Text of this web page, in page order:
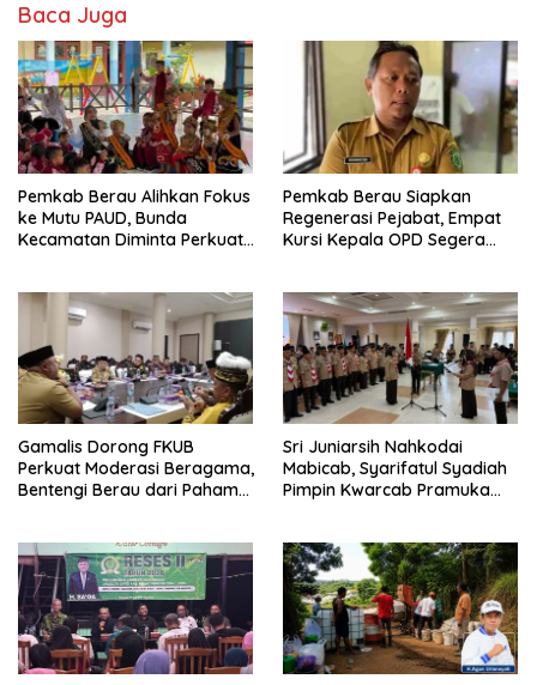
Baca Juga
Pemkab Berau Alihkan Fokus
ke Mutu PAUD, Bunda
Kecamatan Diminta Perkuat
Pemkab Berau Siapkan
Regenerasi Pejabat, Empat
Kursi Kepala OPD Segera
Gamalis Dorong FKUB
Perkuat Moderasi Beragama,
Bentengi Berau dari Paham
Sri Juniarsih Nahkodai
Mabicab, Syarifatul Syadiah
Pimpin Kwarcab Pramuka